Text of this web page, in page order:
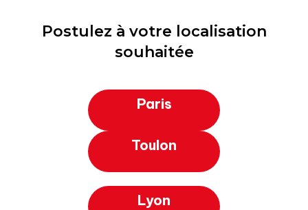
Postulez à votre localisation
souhaitée
Paris
Toulon
Lyon